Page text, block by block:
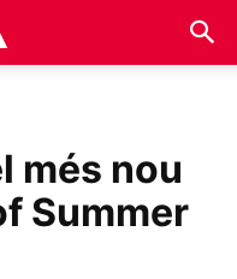
més nou
Summer